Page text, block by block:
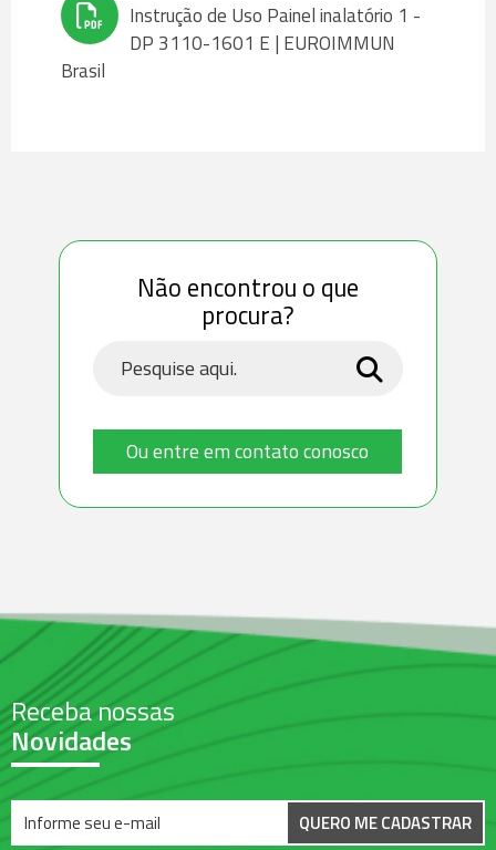
Instrução de Uso Painel inalatório 1 -
DP 3110-1601 E | EUROIMMUN
Brasil
Não encontrou o que
procura?
Ou entre em contato conosco
Receba nossas
Novidades
QUERO ME CADASTRAR